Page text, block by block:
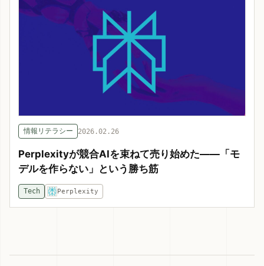
情報リテラシー 2026.02.26
Perplexityが競合AIを束ねて売り始めた——「モ
デルを作らない」という勝ち筋
Tech Perplexity